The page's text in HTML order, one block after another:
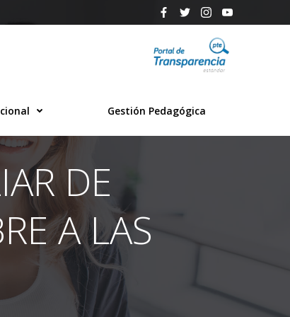
Gestión Pedagógica
DE
A LAS